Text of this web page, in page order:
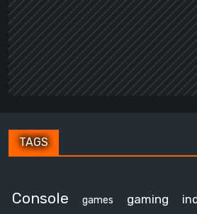
TAGS
Console games gaming